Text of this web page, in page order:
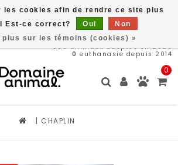
566animaux adoptés en 2026
0 euthanasie depuis 2014
0
| CHAPLIN
les cookies afin de rendre ce site plus
Est-ce correct?
Oui
Non
plus sur les témoins (cookies) »
gratuite à partir de 89$*